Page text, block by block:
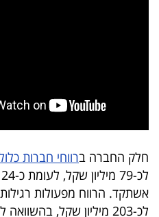
חלק החברה ברווחי חברות